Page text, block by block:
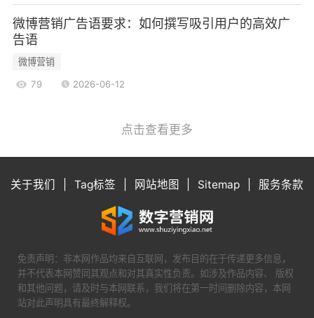
- 用户故事：通过转发用户的精彩故事，提升品
牌的亲和力和影响力。
2.3.2 成效分析
该活动成功吸引了大量奔驰车主参与，提升了
品牌的用户粘性和忠诚度。通过用户的真实分享，
内容是微博营销的核心。品牌需要根据目标用
户的兴趣和需求，创造有价值的内容。内容可以是
图文、视频、直播等多种形式，关键在于吸引用户
的注意力。
3.2 用户互动
微博的互动性是其最大的优势之一。品牌应积
微博营销广告语要求：如何撰写吸引用户的高效广
告语
微博营销
79 2026-06-12
点击查看更多
关于我们 Tag标签 网站地图 Sitemap 服务条款
免责声明：非本网作品均来自互联网，发布目的在于传递更多信息，
并不代表本网赞同其观点和对其真实性负责。如涉及作品内容、 版权
和其他问题，请及时与本网联系，我们将在第一时间删除内容，本网
站对此声明具有最终解释权。